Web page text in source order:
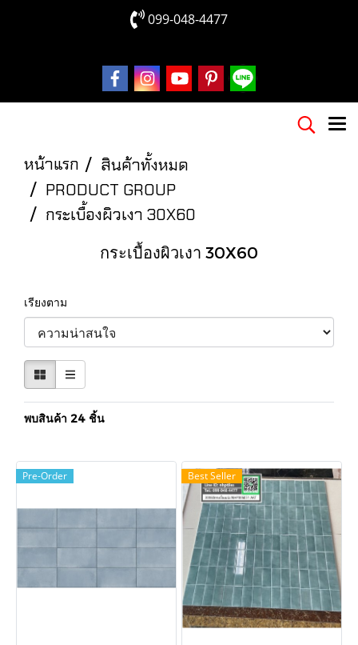
099-048-4477
หน้าแรก
สินค้าทั้งหมด
PRODUCT GROUP
กระเบื้องผิวเงา 30X60
กระเบื้องผิวเงา 30X60
เรียงตาม
พบสินค้า 24 ชิ้น
Pre-Order Best Seller